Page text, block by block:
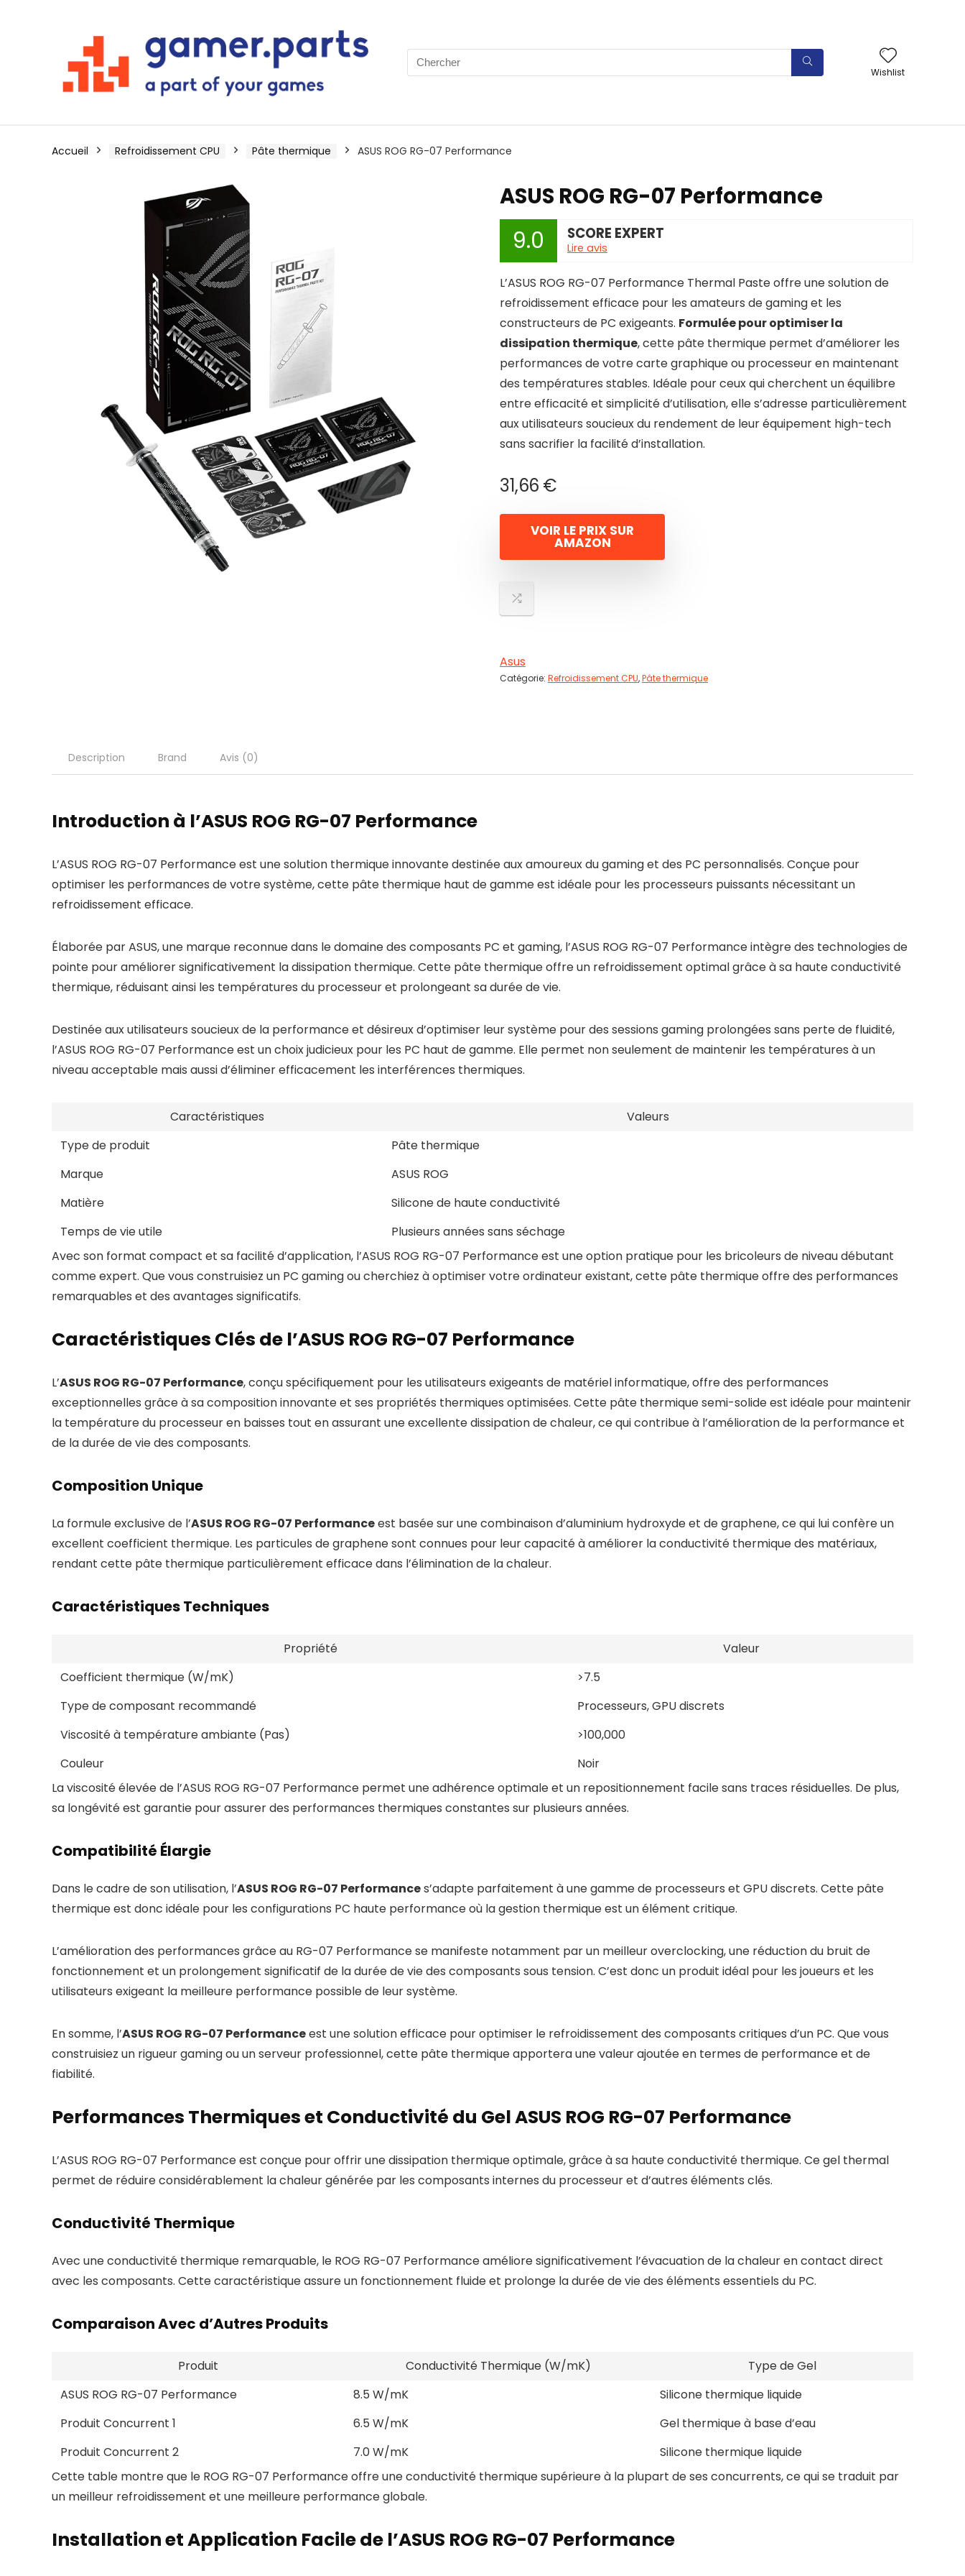
Search
for:
Wishlist
Accueil Refroidissement CPU Pâte thermique ASUS ROG RG-07 Performance
ASUS ROG RG-07 Performance
9.0 SCORE EXPERT
Lire avis
L’ASUS ROG RG-07 Performance Thermal Paste offre une solution de
refroidissement efficace pour les amateurs de gaming et les
constructeurs de PC exigeants. Formulée pour optimiser la
dissipation thermique, cette pâte thermique permet d’améliorer les
performances de votre carte graphique ou processeur en maintenant
des températures stables. Idéale pour ceux qui cherchent un équilibre
entre efficacité et simplicité d’utilisation, elle s’adresse particulièrement
aux utilisateurs soucieux du rendement de leur équipement high-tech
sans sacrifier la facilité d’installation.
31,66 €
VOIR LE PRIX SUR
AMAZON
Asus
Catégorie: Refroidissement CPU,Pâte thermique
Description Brand Avis (0)
Introduction à l’ASUS ROG RG-07 Performance
L’ASUS ROG RG-07 Performance est une solution thermique innovante destinée aux amoureux du gaming et des PC personnalisés. Conçue pour
optimiser les performances de votre système, cette pâte thermique haut de gamme est idéale pour les processeurs puissants nécessitant un
refroidissement efficace.
Élaborée par ASUS, une marque reconnue dans le domaine des composants PC et gaming, l’ASUS ROG RG-07 Performance intègre des technologies de
pointe pour améliorer significativement la dissipation thermique. Cette pâte thermique offre un refroidissement optimal grâce à sa haute conductivité
thermique, réduisant ainsi les températures du processeur et prolongeant sa durée de vie.
Destinée aux utilisateurs soucieux de la performance et désireux d’optimiser leur système pour des sessions gaming prolongées sans perte de fluidité,
l’ASUS ROG RG-07 Performance est un choix judicieux pour les PC haut de gamme. Elle permet non seulement de maintenir les températures à un
niveau acceptable mais aussi d’éliminer efficacement les interférences thermiques.
Caractéristiques
Valeurs
Type de produit
Pâte thermique
Marque
ASUS ROG
Matière
Silicone de haute conductivité
Temps de vie utile
Plusieurs années sans séchage
Avec son format compact et sa facilité d’application, l’ASUS ROG RG-07 Performance est une option pratique pour les bricoleurs de niveau débutant
comme expert. Que vous construisiez un PC gaming ou cherchiez à optimiser votre ordinateur existant, cette pâte thermique offre des performances
remarquables et des avantages significatifs.
Caractéristiques Clés de l’ASUS ROG RG-07 Performance
L’ASUS ROG RG-07 Performance, conçu spécifiquement pour les utilisateurs exigeants de matériel informatique, offre des performances
exceptionnelles grâce à sa composition innovante et ses propriétés thermiques optimisées. Cette pâte thermique semi-solide est idéale pour maintenir
la température du processeur en baisses tout en assurant une excellente dissipation de chaleur, ce qui contribue à l’amélioration de la performance et
de la durée de vie des composants.
Composition Unique
La formule exclusive de l’ASUS ROG RG-07 Performanceest basée sur une combinaison d’aluminium hydroxyde et de graphene, ce qui lui confère un
excellent coefficient thermique. Les particules de graphene sont connues pour leur capacité à améliorer la conductivité thermique des matériaux,
rendant cette pâte thermique particulièrement efficace dans l’élimination de la chaleur.
Caractéristiques Techniques
Propriété
Valeur
Coefficient thermique (W/mK)
>7.5
Type de composant recommandé
Processeurs, GPU discrets
Viscosité à température ambiante (Pas)
>100,000
Couleur
Noir
La viscosité élevée de l’ASUS ROG RG-07 Performance permet une adhérence optimale et un repositionnement facile sans traces résiduelles. De plus,
sa longévité est garantie pour assurer des performances thermiques constantes sur plusieurs années.
Compatibilité Élargie
Dans le cadre de son utilisation, l’ASUS ROG RG-07 Performances’adapte parfaitement à une gamme de processeurs et GPU discrets. Cette pâte
thermique est donc idéale pour les configurations PC haute performance où la gestion thermique est un élément critique.
L’amélioration des performances grâce au RG-07 Performance se manifeste notamment par un meilleur overclocking, une réduction du bruit de
fonctionnement et un prolongement significatif de la durée de vie des composants sous tension. C’est donc un produit idéal pour les joueurs et les
utilisateurs exigeant la meilleure performance possible de leur système.
En somme, l’ASUS ROG RG-07 Performanceest une solution efficace pour optimiser le refroidissement des composants critiques d’un PC. Que vous
construisiez un rigueur gaming ou un serveur professionnel, cette pâte thermique apportera une valeur ajoutée en termes de performance et de
fiabilité.
Performances Thermiques et Conductivité du Gel ASUS ROG RG-07 Performance
L’ASUS ROG RG-07 Performance est conçue pour offrir une dissipation thermique optimale, grâce à sa haute conductivité thermique. Ce gel thermal
permet de réduire considérablement la chaleur générée par les composants internes du processeur et d’autres éléments clés.
Conductivité Thermique
Avec une conductivité thermique remarquable, le ROG RG-07 Performance améliore significativement l’évacuation de la chaleur en contact direct
avec les composants. Cette caractéristique assure un fonctionnement fluide et prolonge la durée de vie des éléments essentiels du PC.
Comparaison Avec d’Autres Produits
Produit Conductivité Thermique (W/mK)
Type de Gel
ASUS ROG RG-07 Performance
8.5 W/mK
Silicone thermique liquide
Produit Concurrent 1
6.5 W/mK
Gel thermique à base d’eau
Produit Concurrent 2
7.0 W/mK
Silicone thermique liquide
Cette table montre que le ROG RG-07 Performance offre une conductivité thermique supérieure à la plupart de ses concurrents, ce qui se traduit par
un meilleur refroidissement et une meilleure performance globale.
Installation et Application Facile de l’ASUS ROG RG-07 Performance